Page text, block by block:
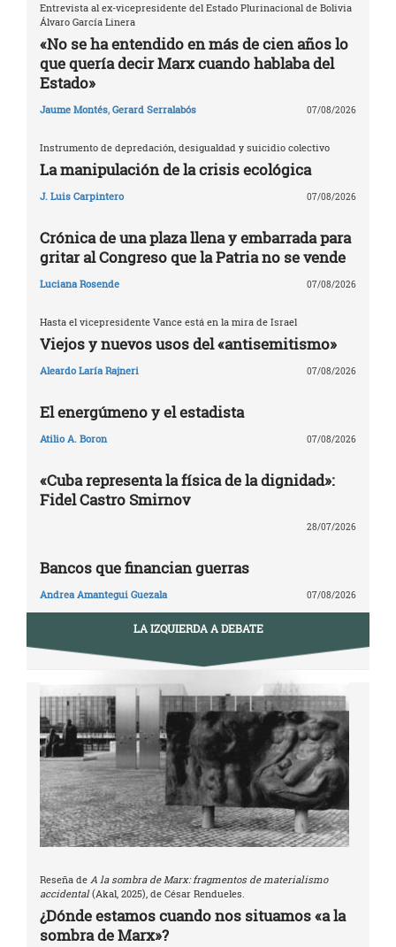
Entrevista al ex-vicepresidente del Estado Plurinacional de Bolivia
Álvaro García Linera
«No se ha entendido en más de cien años lo
que quería decir Marx cuando hablaba del
Estado»
Jaume Montés, Gerard Serralabós 07/08/2026
Instrumento de depredación, desigualdad y suicidio colectivo
La manipulación de la crisis ecológica
J. Luis Carpintero 07/08/2026
Crónica de una plaza llena y embarrada para
gritar al Congreso que la Patria no se vende
Luciana Rosende 07/08/2026
Hasta el vicepresidente Vance está en la mira de Israel
Viejos y nuevos usos del «antisemitismo»
Aleardo Laría Rajneri 07/08/2026
El energúmeno y el estadista
Atilio A. Boron 07/08/2026
«Cuba representa la física de la dignidad»:
Fidel Castro Smirnov
28/07/2026
Bancos que financian guerras
Andrea Amantegui Guezala 07/08/2026
LA IZQUIERDA A DEBATE
Reseña de A la sombra de Marx: fragmentos de materialismo
accidental(Akal, 2025), de César Rendueles.
¿Dónde estamos cuando nos situamos «a la
sombra de Marx»?